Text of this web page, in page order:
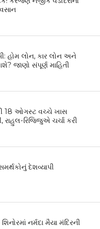
હોમ લોન, કાર લોન અને
જાણો સંપૂર્ણ માહિતી
18 ઓગસ્ટ વચ્ચે ખાસ
રાહુલ-રિજિજુએ ચર્ચા કરી
દેશવ્યાપી
નર્મદા મૈયા મંદિરની